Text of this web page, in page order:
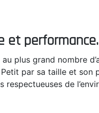
et performance.
plus grand nombre
par sa taille et son
de